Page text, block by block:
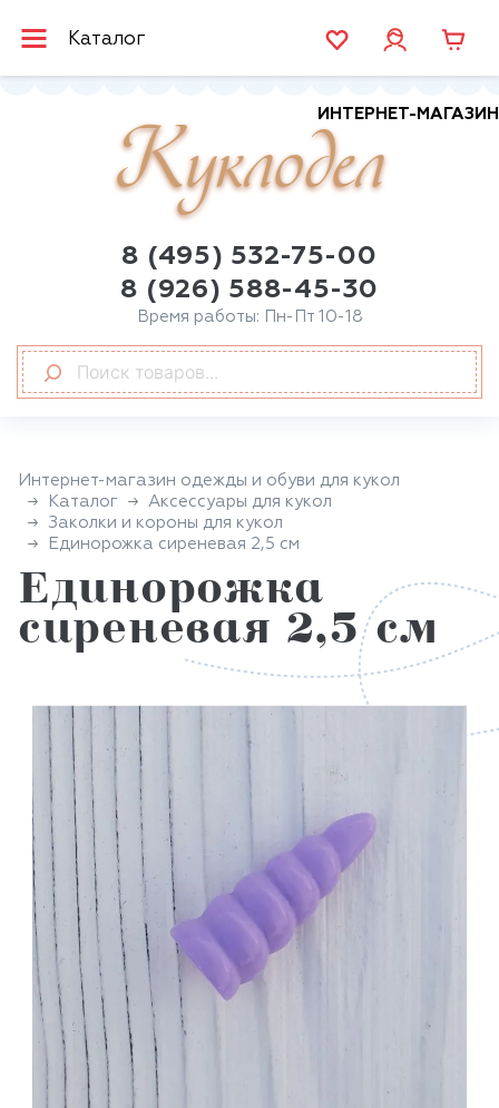
Каталог
ИНТЕРНЕТ-МАГАЗИН
Куклодел
8 (495) 532-75-00
8 (926) 588-45-30
Время работы: Пн-Пт 10-18
Интернет-магазин одежды и обуви для кукол
Каталог
Аксессуары для кукол
Заколки и короны для кукол
Единорожка сиреневая 2,5 см
Единорожка
сиреневая 2,5 см